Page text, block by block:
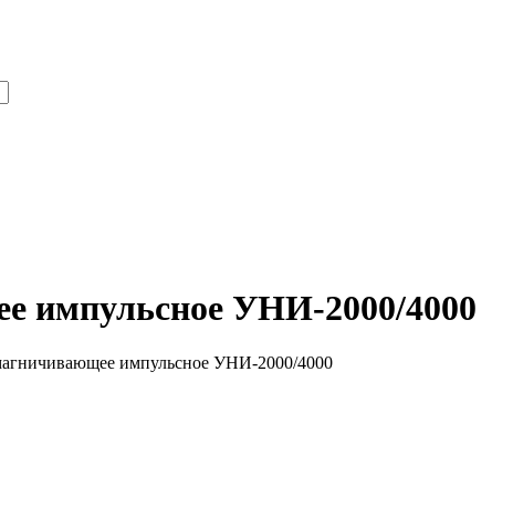
импульсное УНИ-2000/4000
импульсное УНИ-2000/4000